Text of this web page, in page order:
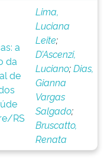
a
da
de
RS
Lima,
Luciana
Leite;
D’Ascenzi,
Luciano;Dias,
Gianna
Vargas
Salgado;
Bruscatto,
Renata